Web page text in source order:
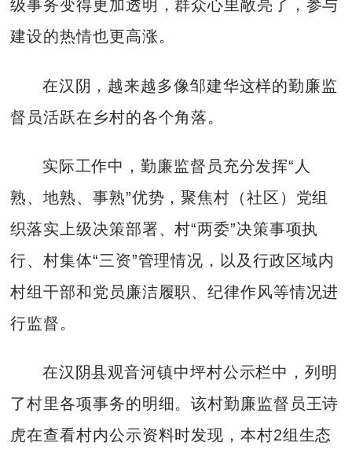
级事务变得更加透明，群众心里敞亮了，参与
建设的热情也更高涨。
在汉阴，越来越多像邹建华这样的勤廉监
督员活跃在乡村的各个角落。
实际工作中，勤廉监督员充分发挥“人
熟、地熟、事熟”优势，聚焦村（社区）党组
织落实上级决策部署、村“两委”决策事项执
行、村集体“三资”管理情况，以及行政区域内
村组干部和党员廉洁履职、纪律作风等情况进
行监督。
在汉阴县观音河镇中坪村公示栏中，列明
了村里各项事务的明细。该村勤廉监督员王诗
虎在查看村内公示资料时发现，本村2组生态